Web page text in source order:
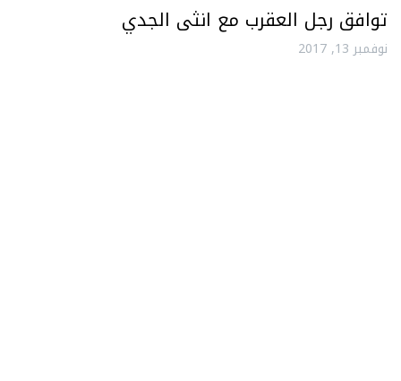
توافق رجل العقرب مع انثى الجدي
نوفمبر 13, 2017